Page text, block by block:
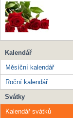
Kalendář
Měsíční kalendář
Roční kalendář
Svátky
Kalendář svátků